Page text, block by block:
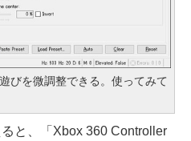
びを微調整できる。使ってみて
と、「Xbox 360 Controller